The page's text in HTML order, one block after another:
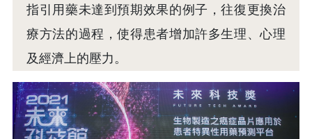
指引用藥未達到預期效果的例子，往復更換治
療方法的過程，使得患者增加許多生理、心理
及經濟上的壓力。